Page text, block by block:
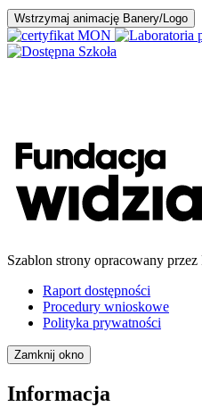
Wstrzymaj animację Banery/Logo
Szablon strony opracowany
Raport dostępności
Procedury wnioskowe
Polityka prywatności
Zamknij okno
Informacja